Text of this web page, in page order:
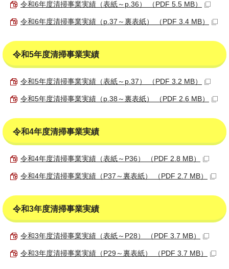
令和6年度清掃事業実績（表紙～p.36） （PDF 5.5 MB）
令和6年度清掃事業実績（p.37～裏表紙） （PDF 3.4 MB）
令和5年度清掃事業実績
令和5年度清掃事業実績（表紙～p.37） （PDF 3.2 MB）
令和5年度清掃事業実績（p.38～裏表紙） （PDF 2.6 MB）
令和4年度清掃事業実績
令和4年度清掃事業実績（表紙～P36） （PDF 2.8 MB）
令和4年度清掃事業実績（P37～裏表紙） （PDF 2.7 MB）
令和3年度清掃事業実績
令和3年度清掃事業実績（表紙～P28） （PDF 3.7 MB）
令和3年度清掃事業実績（P29～裏表紙） （PDF 3.7 MB）